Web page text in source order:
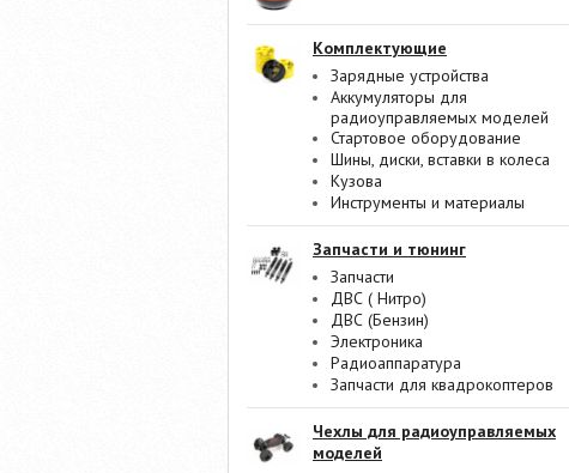
Комплектующие
Зарядные устройства
Аккумуляторы для
радиоуправляемых моделей
Стартовое оборудование
Шины, диски, вставки в колеса
Кузова
Инструменты и материалы
Запчасти и тюнинг
Запчасти
ДВС ( Нитро)
ДВС (Бензин)
Электроника
Радиоаппаратура
Запчасти для квадрокоптеров
Чехлы для радиоуправляемых
моделей